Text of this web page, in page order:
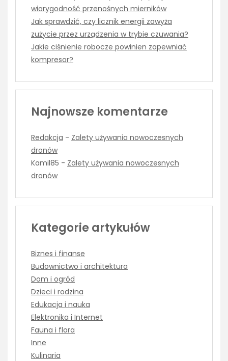
wiarygodność przenośnych mierników
Jak sprawdzić, czy licznik energii zawyża
zużycie przez urządzenia w trybie czuwania?
Jakie ciśnienie robocze powinien zapewniać
kompresor?
Najnowsze komentarze
Redakcja - Zalety używania nowoczesnych
dronów
Kamil85 - Zalety używania nowoczesnych
dronów
Kategorie artykułów
Biznes i finanse
Budownictwo i architektura
Dom i ogród
Dzieci i rodzina
Edukacja i nauka
Elektronika i Internet
Fauna i flora
Inne
Kulinaria